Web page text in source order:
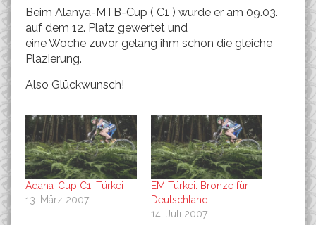
Beim Alanya-MTB-Cup ( C1 ) wurde er am 09.03.
auf dem 12. Platz gewertet und
eine Woche zuvor gelang ihm schon die gleiche
Plazierung.
Also Glückwunsch!
Adana-Cup C1, Türkei
13. März 2007
EM Türkei: Bronze für
Deutschland
14. Juli 2007